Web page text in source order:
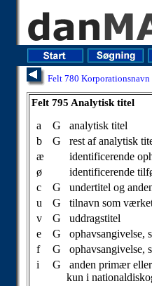
Felt 780 Korporationsnavn
Felt 795 Analytisk titel
a G
analytisk titel
b
G
rest af analytisk
æ
identificerende
ø
identificerende
c
G
undertitel og
u
G
tilnavn som
v
G
uddragstitel
e
G
ophavsangivelse,
f
G ophavsangivelse,
i
G
anden primær
kun i